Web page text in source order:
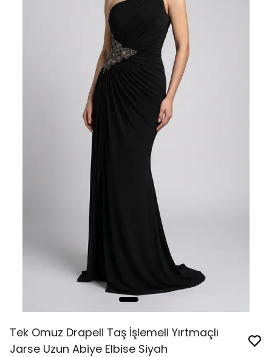
Tek Omuz Drapeli Taş İşlemeli Yırtmaçlı
Jarse Uzun Abiye Elbise Siyah